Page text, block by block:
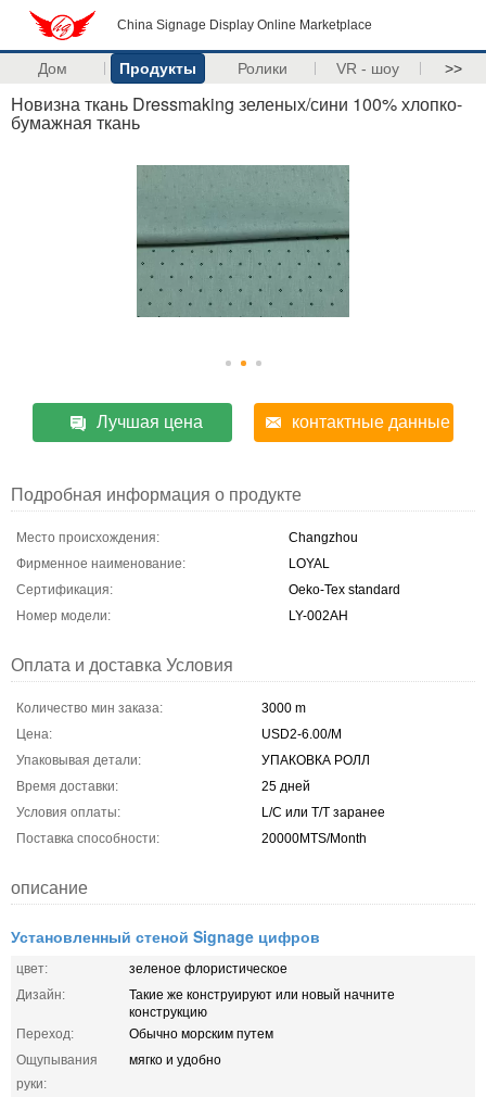
China Signage Display Online Marketplace
Дом Продукты Ролики VR - шоу >>
Новизна ткань Dressmaking зеленых/сини 100% хлопко-
бумажная ткань
Лучшая цена контактные данные
Подробная информация о продукте
Место происхождения:
Changzhou
Фирменное наименование:
LOYAL
Сертификация:
Oeko-Tex standard
Номер модели:
LY-002AH
Оплата и доставка Условия
Количество мин заказа:
3000 m
Цена:
USD2-6.00/M
Упаковывая детали:
УПАКОВКА РОЛЛ
Время доставки:
25 дней
Условия оплаты:
L/C или T/T заранее
Поставка способности:
20000MTS/Month
описание
Установленный стеной Signage цифров
цвет:
зеленое флористическое
Дизайн:
Такие же конструируют или новый начните
конструкцию
Переход:
Обычно морским путем
Ощупывания
руки:
мягко и удобно